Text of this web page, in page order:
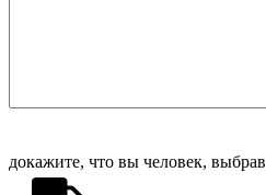
докажите, что вы человек, выбрав